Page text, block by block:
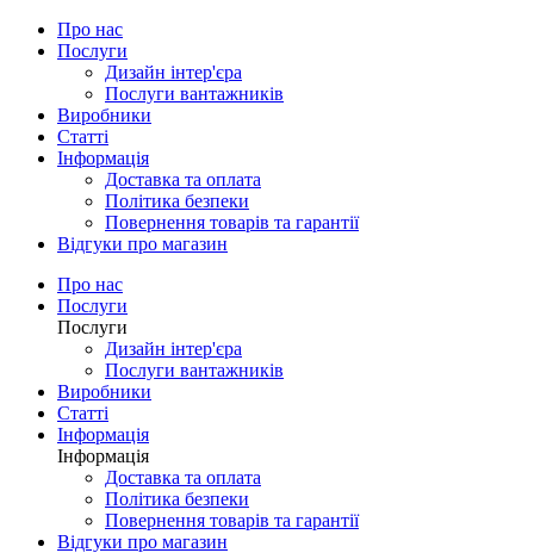
Про нас
Послуги
Дизайн інтер'єра
Послуги вантажників
Виробники
Статті
Інформація
Доставка та оплата
Політика безпеки
Повернення товарів та гарантії
Відгуки про магазин
Про нас
Послуги
Послуги
Дизайн інтер'єра
Послуги вантажників
Виробники
Статті
Інформація
Інформація
Доставка та оплата
Політика безпеки
Повернення товарів та гарантії
Відгуки про магазин